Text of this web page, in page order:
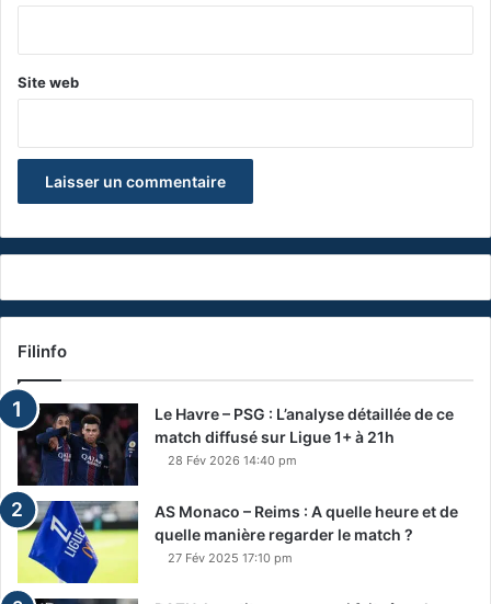
Site web
Filinfo
Le Havre – PSG : L’analyse détaillée de ce
match diffusé sur Ligue 1+ à 21h
28 Fév 2026 14:40 pm
AS Monaco – Reims : A quelle heure et de
quelle manière regarder le match ?
27 Fév 2025 17:10 pm